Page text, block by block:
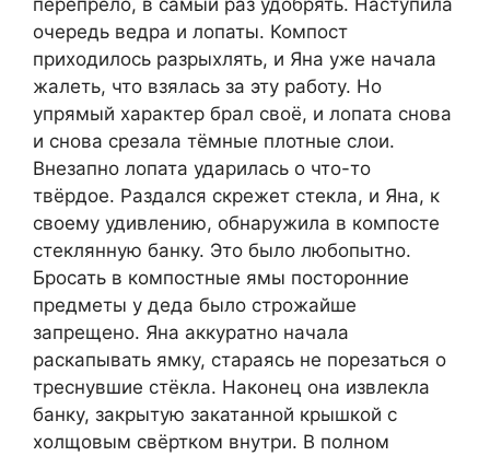
очередь ведра и лопаты. Компост
приходилось разрыхлять, и Яна уже начала
жалеть, что взялась за эту работу. Но
упрямый характер брал своё, и лопата снова
и снова срезала тёмные плотные слои.
Внезапно лопата ударилась о что-то
твёрдое. Раздался скрежет стекла, и Яна, к
своему удивлению, обнаружила в компосте
стеклянную банку. Это было любопытно.
Бросать в компостные ямы посторонние
предметы у деда было строжайше
запрещено. Яна аккуратно начала
раскапывать ямку, стараясь не порезаться о
треснувшие стёкла. Наконец она извлекла
банку, закрытую закатанной крышкой с
холщовым свёртком внутри. В полном